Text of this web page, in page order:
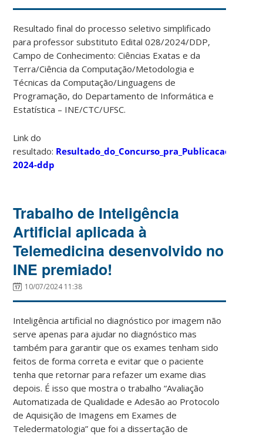
Resultado final do processo seletivo simplificado
para professor substituto Edital 028/2024/DDP,
Campo de Conhecimento: Ciências Exatas e da
Terra/Ciência da Computação/Metodologia e
Técnicas da Computação/Linguagens de
Programação, do Departamento de Informática e
Estatística – INE/CTC/UFSC.
Link do
resultado:
2024-ddp
Trabalho de Inteligência
Artificial aplicada à
Telemedicina desenvolvido no
INE premiado!
10/07/2024 11:38
Inteligência artificial no diagnóstico por imagem não
serve apenas para ajudar no diagnóstico mas
também para garantir que os exames tenham sido
feitos de forma correta e evitar que o paciente
tenha que retornar para refazer um exame dias
depois. É isso que mostra o trabalho “Avaliação
Automatizada de Qualidade e Adesão ao Protocolo
de Aquisição de Imagens em Exames de
Teledermatologia” que foi a dissertação de